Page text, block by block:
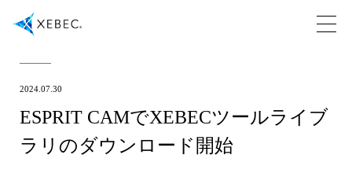
2024.07.30
ESPRIT CAMでXEBECツールライブ
ラリのダウンロード開始